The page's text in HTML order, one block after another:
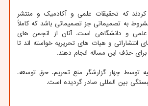
که تحقیقات علمی و آکادمیک و منتشر
به تصمیماتی جز تصمیماتی باشد که کاملاً
علمی و دانشگاهی است. آنان از انجمن های
انتشاراتی و هیات های تحریریه خواسته اند تا
برای حذف این مساله انجام دهند.
توسط چهار گزارشگر منع تحریم، حق توسعه،
بین المللی صادر گردیده است.